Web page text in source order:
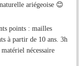
ariégeoise 😊
points : mailles
à partir de 10 ans. 3h
nécessaire